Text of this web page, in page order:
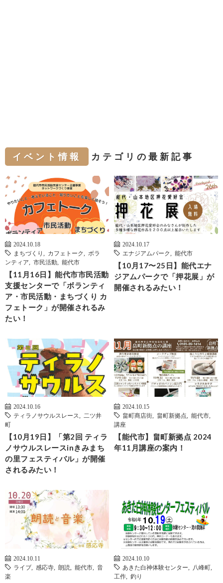
イベント情報 カテゴリの最新記事
2024.10.18
まちづくり
カフェトーク
ボラ
ンティア
市民活動 能代市
【11月16日】能代市市民活動
支援センターで「ボランティ
ア・市民活動・まちづくり カ
フェトーク」が開催されるみ
たい！
2024.10.17
エナジアムパーク
能代市
【10月17〜25日】能代エナ
ジアムパークで「押花展」が
開催されるみたい！
2024.10.16
ティラノサウルスレース
二ツ井
町
【10月19日】「第2回 ティラ
ノサウルスレースinきみまち
の里フェスティバル」が開催
されるみたい！
2024.10.15
畠町商店街
畠町新拠点 能代市
講座
【能代市】畠町新拠点 2024
年11月講座の案内！
2024.10.11
ライブ
感応寺 朗読 能代市
音
楽
2024.10.10
あきた白神体験センター
八峰町
工作
釣り